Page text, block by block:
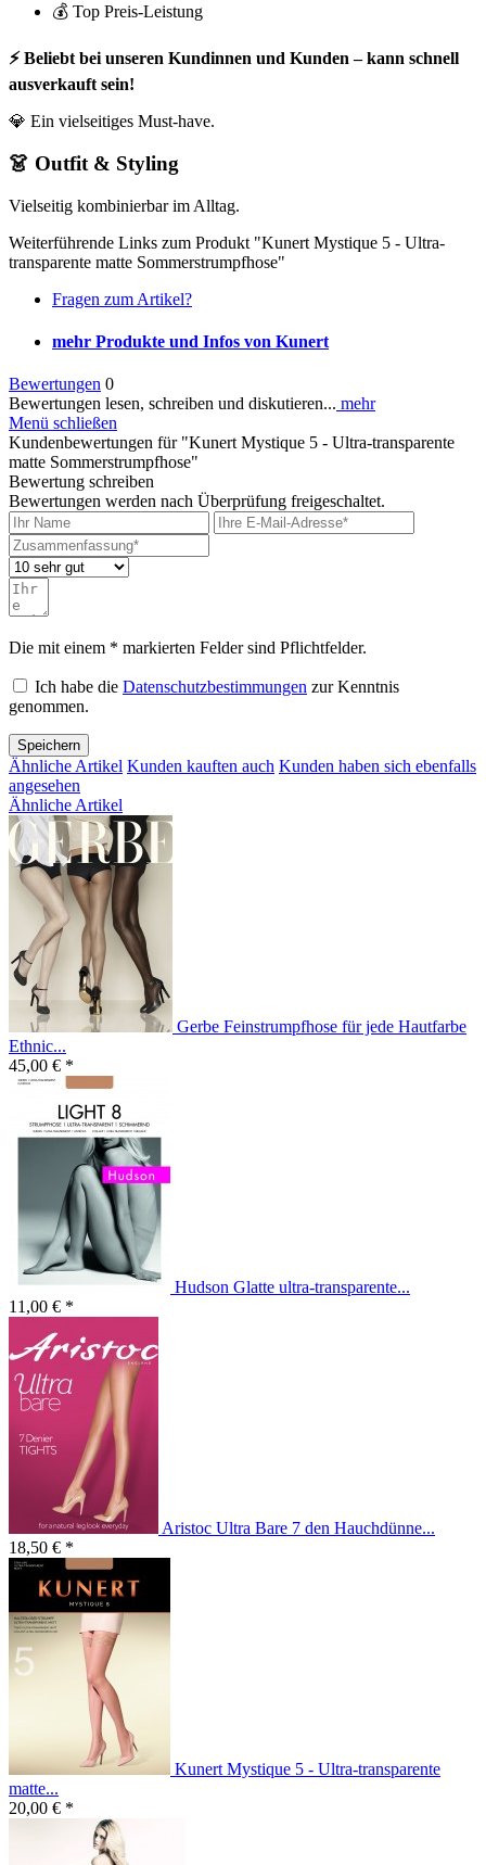
💰 Top Preis-Leistung
⚡ Beliebt bei unseren Kundinnen und Kunden – kann schnell
ausverkauft sein!
💎 Ein vielseitiges Must-have.
👗 Outfit & Styling
Vielseitig kombinierbar im Alltag.
Weiterführende Links zum Produkt "Kunert Mystique 5 - Ultra-
transparente matte Sommerstrumpfhose"
Fragen zum Artikel?
mehr Produkte und Infos von Kunert
Bewertungen 0
Bewertungen lesen, schreiben und diskutieren... mehr
Menü schließen
Kundenbewertungen für "Kunert Mystique 5 - Ultra-transparente
matte Sommerstrumpfhose"
Bewertung schreiben
Bewertungen werden nach Überprüfung freigeschaltet.
Die mit einem * markierten Felder sind Pflichtfelder.
Ich habe die Datenschutzbestimmungen zur Kenntnis
genommen.
Speichern
Ähnliche Artikel Kunden kauften auch Kunden haben sich ebenfalls
angesehen
Ähnliche Artikel
Gerbe Feinstrumpfhose für jede Hautfarbe
Ethnic...
45,00 € *
Hudson Glatte ultra-transparente...
11,00 € *
Aristoc Ultra Bare 7 den Hauchdünne...
18,50 € *
Kunert Mystique 5 - Ultra-transparente
matte...
20,00 € *